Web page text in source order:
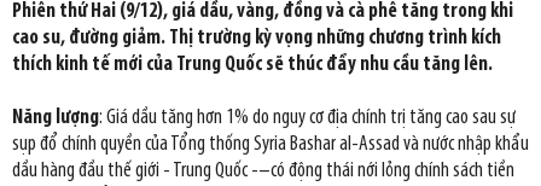
Phiên thứ Hai (9/12), giá dầu, vàng, đồng và cà phê tăng trong khi
cao su, đường giảm. Thị trường kỳ vọng những chương trình kích
thích kinh tế mới của Trung Quốc sẽ thúc đẩy nhu cầu tăng lên.
Năng lượng: Giá dầu tăng hơn 1% do nguy cơ địa chính trị tăng cao sau sự
sụp đổ chính quyền của Tổng thống Syria Bashar al-Assad và nước nhập khẩu
dầu hàng đầu thế giới - Trung Quốc -–có động thái nới lỏng chính sách tiền